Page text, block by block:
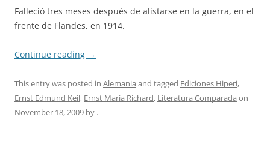
Falleció tres meses después de alistarse en la guerra, en el
frente de Flandes, en 1914.
Continue reading →
This entry was posted in Alemania and tagged Ediciones Hiperi,
Ernst Edmund Keil, Ernst Maria Richard, Literatura Comparada on
November 18, 2009 by .